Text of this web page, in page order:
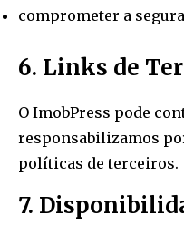
comprometer a
6. Links de
O ImobPress pode
responsabilizamos
políticas de terceiros.
7.